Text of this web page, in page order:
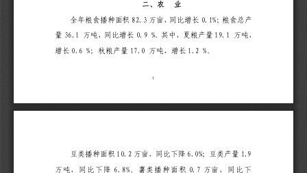
1
二、 农
业
全年粮食播种 面积 82. 3 万 亩，同 比增长 0. 1%；粮食总产
量 36. 1 万 吨，同 比增长 0. 9 %。其中 ，夏粮产量 1 9. 1 万 吨，
增长 0. 6 %； 秋粮产量 17. 0 万 吨， 增长 1. 2 %。
豆类播种 面 积 1 0. 2 万 亩， 同 比 下 降 6. 0%；豆类产量 1. 9
万 吨， 同 比 下 降 6. 8%。 薯类播种 面 积 0. 7 万 亩 ， 同 比 下